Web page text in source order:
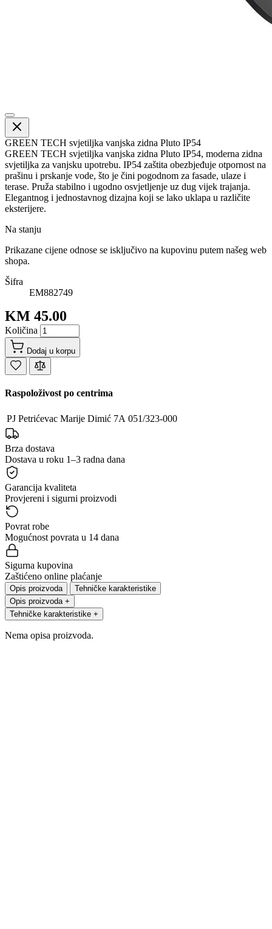
GREEN TECH svjetiljka vanjska zidna Pluto IP54
GREEN TECH svjetiljka vanjska zidna Pluto IP54, moderna zidna
svjetiljka za vanjsku upotrebu. IP54 zaštita obezbjeđuje otpornost na
prašinu i prskanje vode, što je čini pogodnom za fasade, ulaze i
terase. Pruža stabilno i ugodno osvjetljenje uz dug vijek trajanja.
Elegantnog i jednostavnog dizajna koji se lako uklapa u različite
eksterijere.
Na stanju
Prikazane cijene odnose se isključivo na kupovinu putem našeg web
shopa.
Šifra
EM882749
KM 45.00
Količina
Dodaj u korpu
Raspoloživost po centrima
PJ Petrićevac Marije Dimić 7A 051/323-000
Brza dostava
Dostava u roku 1–3 radna dana
Garancija kvaliteta
Provjereni i sigurni proizvodi
Povrat robe
Mogućnost povrata u 14 dana
Sigurna kupovina
Zaštićeno online plaćanje
Opis proizvoda
Tehničke karakteristike
Opis proizvoda +
Tehničke karakteristike +
Nema opisa proizvoda.